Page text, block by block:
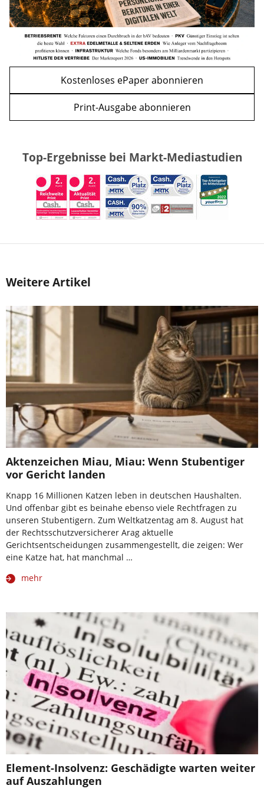
Kostenloses ePaper abonnieren
Print-Ausgabe abonnieren
Top-Ergebnisse bei Markt-Mediastudien
Weitere Artikel
Aktenzeichen Miau, Miau: Wenn Stubentiger
vor Gericht landen
Knapp 16 Millionen Katzen leben in deutschen Haushalten.
Und offenbar gibt es beinahe ebenso viele Rechtfragen zu
unseren Stubentigern. Zum Weltkatzentag am 8. August hat
der Rechtsschutzversicherer Arag aktuelle
Gerichtsentscheidungen zusammengestellt, die zeigen: Wer
eine Katze hat, hat manchmal …
mehr
Element-Insolvenz: Geschädigte warten weiter
auf Auszahlungen